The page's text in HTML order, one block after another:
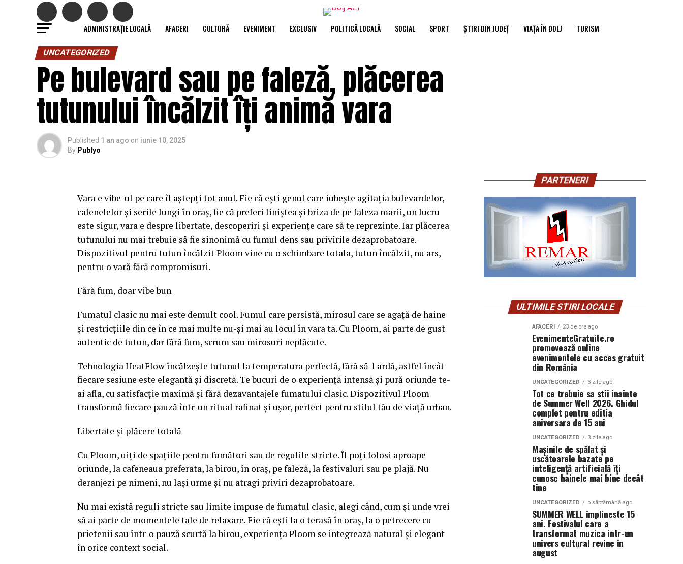
ADMINISTRAȚIE LOCALĂ AFACERI CULTURĂ EVENIMENT EXCLUSIV POLITICĂ LOCALĂ SOCIAL SPORT ȘTIRI DIN JUDEȚ VIAȚA ÎN DOLJ TURISM
UNCATEGORIZED
Pe bulevard sau pe faleză, plăcerea
tutunului încălzit îți animă vara
Published 1 an ago on iunie 10, 2025
By Publyo
Vara e vibe-ul pe care îl aștepți tot anul. Fie că ești genul care iubește agitația bulevardelor,
cafenelelor și serile lungi în oraș, fie că preferi liniștea și briza de pe faleza marii, un lucru
este sigur, vara e despre libertate, descoperiri și experiențe care să te reprezinte. Iar plăcerea
tutunului nu mai trebuie să fie sinonimă cu fumul dens sau privirile dezaprobatoare.
Dispozitivul pentru tutun încălzit Ploom vine cu o schimbare totala, tutun încălzit, nu ars,
pentru o vară fără compromisuri.
Fără fum, doar vibe bun
Fumatul clasic nu mai este demult cool. Fumul care persistă, mirosul care se agață de haine
și restricțiile din ce în ce mai multe nu-și mai au locul în vara ta. Cu Ploom, ai parte de gust
autentic de tutun, dar fără fum, scrum sau mirosuri neplăcute.
Tehnologia HeatFlow încălzește tutunul la temperatura perfectă, fără să-l ardă, astfel încât
fiecare sesiune este elegantă și discretă. Te bucuri de o experiență intensă și pură oriunde te-
ai afla, cu satisfacție maximă și fără dezavantajele fumatului clasic. Dispozitivul Ploom
transformă fiecare pauză într-un ritual rafinat și ușor, perfect pentru stilul tău de viață urban.
Libertate și plăcere totală
Cu Ploom, uiți de spațiile pentru fumători sau de regulile stricte. Îl poți folosi aproape
oriunde, la cafeneaua preferata, la birou, în oraș, pe faleză, la festivaluri sau pe plajă. Nu
deranjezi pe nimeni, nu lași urme și nu atragi priviri dezaprobatoare.
Nu mai există reguli stricte sau limite impuse de fumatul clasic, alegi când, cum și unde vrei
să ai parte de momentele tale de relaxare. Fie că ești la o terasă în oraș, la o petrecere cu
prietenii sau într-o pauză scurtă la birou, experiența Ploom se integrează natural și elegant
în orice context social.
PARTENERI
ULTIMILE STIRI LOCALE
AFACERI 23 de ore ago
EvenimenteGratuite.ro
promovează online
evenimentele cu acces gratuit
din România
UNCATEGORIZED 3 zile ago
Tot ce trebuie sa stii inainte
de Summer Well 2026. Ghidul
complet pentru editia
aniversara de 15 ani
UNCATEGORIZED 3 zile ago
Mașinile de spălat și
uscătoarele bazate pe
inteligență artificială îți
cunosc hainele mai bine decât
tine
UNCATEGORIZED o săptămână ago
SUMMER WELL implineste 15
ani. Festivalul care a
transformat muzica intr-un
univers cultural revine in
august